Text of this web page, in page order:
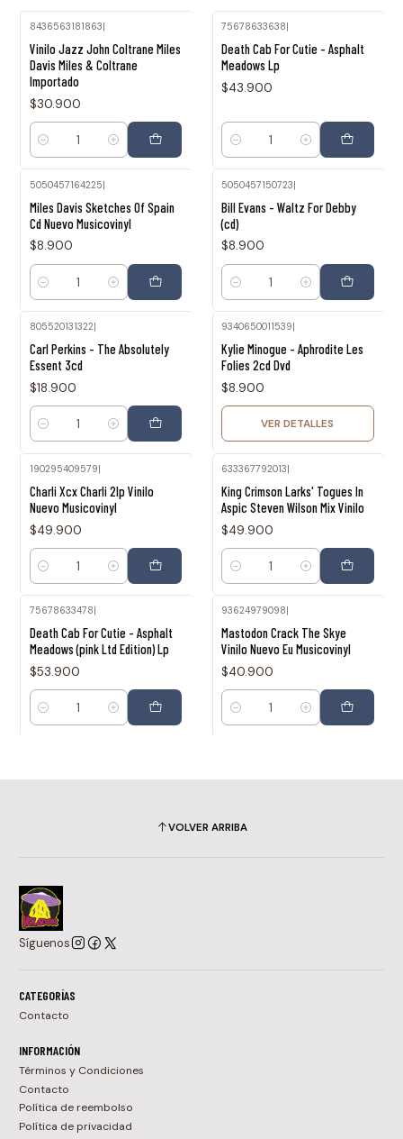
8436563181863|
Vinilo Jazz John Coltrane Miles
Davis Miles & Coltrane
Importado
$30.900
Cantidad
75678633638|
Death Cab For Cutie - Asphalt
Meadows Lp
$43.900
Cantidad
5050457164225|
Miles Davis Sketches Of Spain
Cd Nuevo Musicovinyl
$8.900
Cantidad
5050457150723|
Bill Evans - Waltz For Debby
(cd)
$8.900
Cantidad
805520131322|
Carl Perkins - The Absolutely
Essent 3cd
$18.900
Cantidad
9340650011539
Kylie Minogue - Aphrodite Les
Folies 2cd Dvd
$8.900
VER DETALLES
190295409579|
Charli Xcx Charli 2lp Vinilo
Nuevo Musicovinyl
$49.900
Cantidad
633367792013|
King Crimson Larks' Togues In
Aspic Steven Wilson Mix Vinilo
$49.900
Cantidad
75678633478
Death Cab For Cutie - Asphalt
Meadows (pink Ltd Edition) Lp
$53.900
Cantidad
93624979098
Mastodon Crack The Skye
Vinilo Nuevo Eu Musicovinyl
$40.900
Cantidad
VOLVER ARRIBA
Síguenos
CATEGORÍAS
Contacto
INFORMACIÓN
Términos y Condiciones
Contacto
Política de reembolso
Política de privacidad